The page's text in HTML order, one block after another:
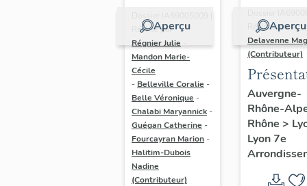
Aperçu
Réalisé par
Régnier Julie
Mandon Marie-
Cécile
- Belleville Coralie -
Belle Véronique -
Chalabi Maryannick -
Guégan Catherine -
Fourcayran Marion -
Halitim-Dubois
Nadine
(Contributeur)
Aperçu
Réalisé par
Delavenne
(Contributeur)
du
d'étude
"Saint-
André"
(Lyon 7)
Auvergne-
Rhône-
Rhône >
Lyon 7e